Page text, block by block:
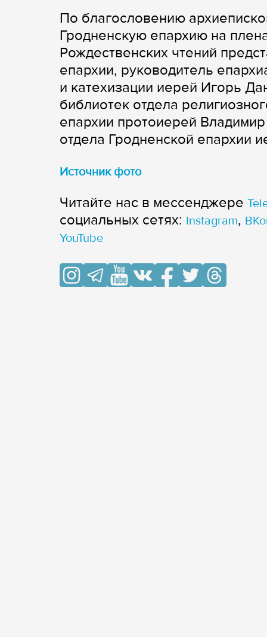
По благословению
Гродненскую епархию на
Рождественских чтений
епархии, руководитель
и катехизации иерей Игорь
библиотек отдела
епархии протоиерей
отдела Гродненской епархии
Источник фото
Читайте нас в мессенджере
cоциальных сетях: Instagram,
YouTube